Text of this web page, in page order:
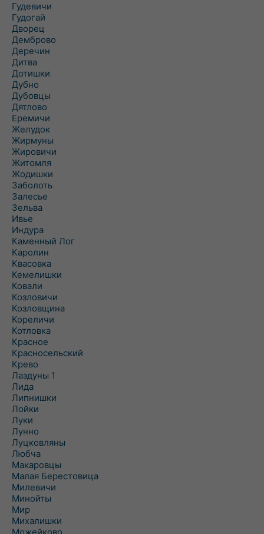
Гудевичи
Гудогай
Дворец
Демброво
Деречин
Дитва
Дотишки
Дубно
Дубовцы
Дятлово
Еремичи
Желудок
Жирмуны
Жировичи
Житомля
Жодишки
Заболоть
Залесье
Зельва
Ивье
Индура
Каменный Лог
Каролин
Квасовка
Кемелишки
Ковали
Козловичи
Козловщина
Кореличи
Котловка
Красное
Красносельский
Крево
Лаздуны 1
Лида
Липнишки
Лойки
Луки
Лунно
Луцковляны
Любча
Макаровцы
Малая Берестовица
Милевичи
Минойты
Мир
Михалишки